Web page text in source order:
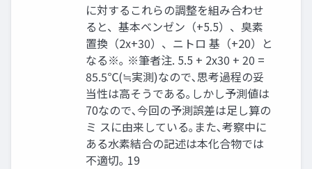
に対するこれらの調整を組み合わせ
ると、基本ベンゼン（+5.5）、臭素
置換（2x+30）、ニトロ 基（+20）と
なる※｡ ※筆者注. 5.5 + 2x30 + 20 =
85.5℃(≒実測)なので､思考過程の妥
当性は高そうである｡しかし予測値は
70なので､今回の予測誤差は足し算の
ミ スに由来している｡また､考察中に
ある水素結合の記述は本化合物では
不適切｡ 19